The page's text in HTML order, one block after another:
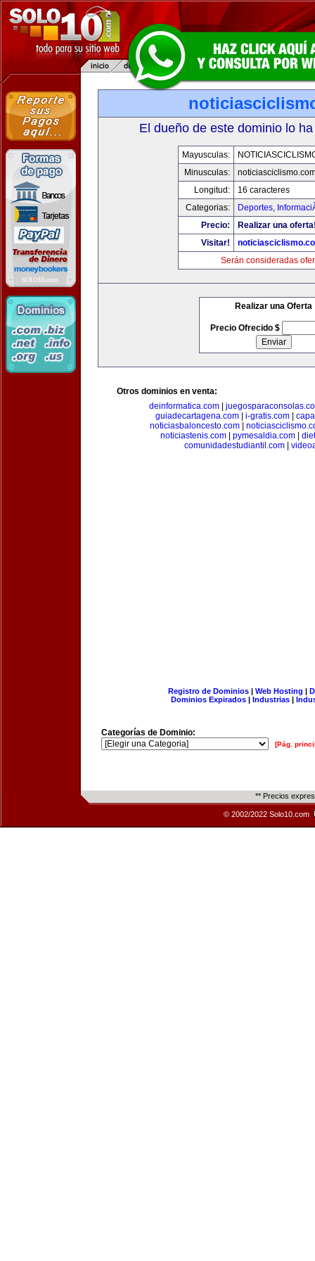
El dueño de este dominio lo
Mayusculas:
Minusculas:
Longitud:
16 caracteres
Categorias:
Deportes,
Precio:
Realizar una
Visitar!
Serán consideradas
Realizar una Oferta
Precio Ofrecido $
Otros dominios en venta:
deinformatica.com
guiadecartagena.com| i-gratis.com|
noticiasbaloncesto.com
noticiastenis.com
pymesaldia.com
comunidadestudiantil.com
Registro de Dominios| Web Hosting |
Dominios Expirados | Industrias |
Categorías de Dominio:
[Pág.
** Precios
© 2002/2022 Solo10.com